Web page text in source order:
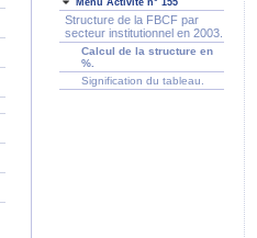
Menu Activite n° 155
Structure de la FBCF par
secteur institutionnel en 2003.
Calcul de la structure en
%.
Signification du tableau.